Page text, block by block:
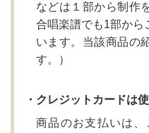
などは１部から制作
合唱楽譜でも1部から
います。当該商品の
す。）
・クレジットカードは
商品のお支払いは